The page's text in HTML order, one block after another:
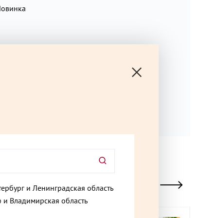
молоко, сухой яичный желток,
и Ленинградская область
Владимирская область